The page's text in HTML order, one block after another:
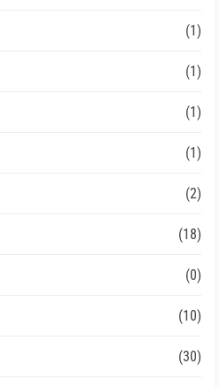
(1)
(1)
(1)
(1)
(2)
(18)
(0)
(10)
(30)